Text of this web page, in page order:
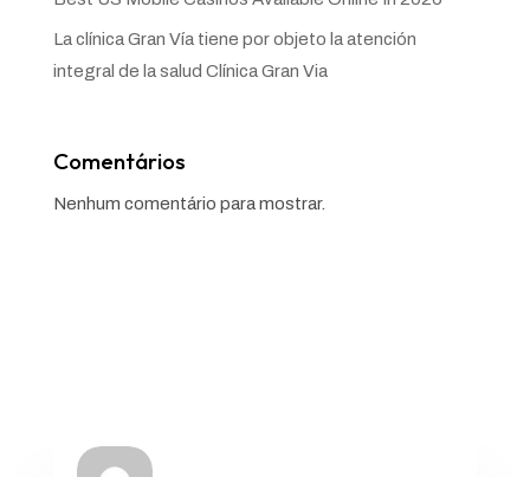
La clínica Gran Vía tiene por objeto la atención
integral de la salud Clínica Gran Via
Comentários
Nenhum comentário para mostrar.